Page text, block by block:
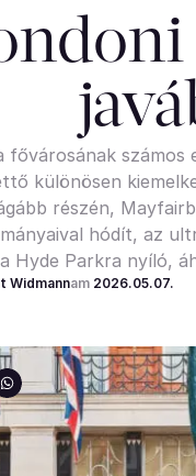
fővárosának számos
különösen
részén,
hódít, az
Hyde Parkra nyíló,
Widmann 2026.05.07.